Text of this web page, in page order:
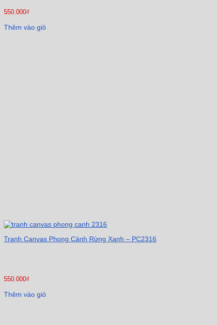
550.000₫
Thêm vào giỏ
Tranh Canvas Phong Cảnh Rừng Xanh – PC2316
550.000₫
Thêm vào giỏ